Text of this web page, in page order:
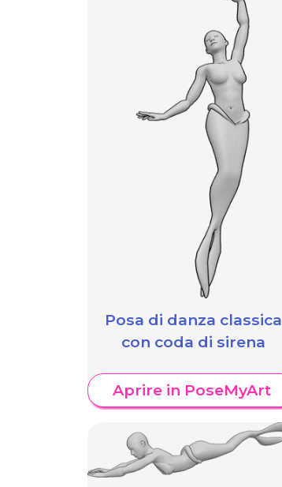
Posa di danza classica
con coda di sirena
Aprire in PoseMyArt